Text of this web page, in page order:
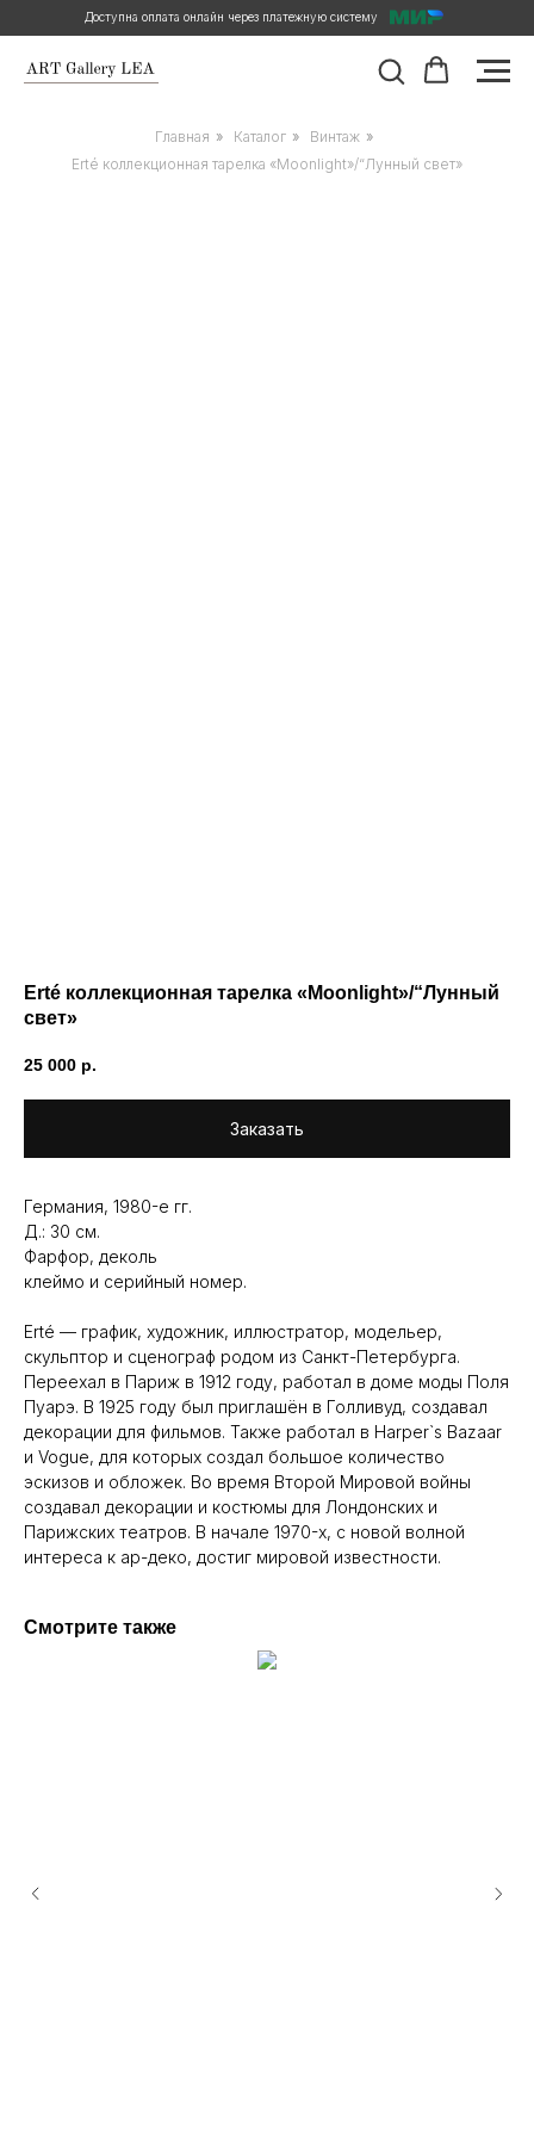
Доступна оплата онлайн через платежную систему
Главная » Каталог » Винтаж »
Erté коллекционная тарелка «Moonlight»/“Лунный свет»
Erté коллекционная тарелка «Moonlight»/“Лунный
свет»
25 000 р.
Заказать
Германия, 1980-е гг.
Д.: 30 см.
Фарфор, деколь
клеймо и серийный номер.
Erté — график, художник, иллюстратор, модельер,
скульптор и сценограф родом из Санкт-Петербурга.
Переехал в Париж в 1912 году, работал в доме моды Поля
Пуарэ. В 1925 году был приглашён в Голливуд, создавал
декорации для фильмов. Также работал в Harper`s Bazaar
и Vogue, для которых создал большое количество
эскизов и обложек. Во время Второй Мировой войны
создавал декорации и костюмы для Лондонских и
Парижских театров. В начале 1970-х, с новой волной
интереса к ар-деко, достиг мировой известности.
Смотрите также